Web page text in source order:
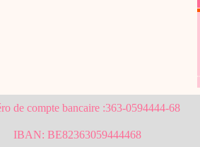
de compte bancaire :363-0594444-68
IBAN: BE82363059444468